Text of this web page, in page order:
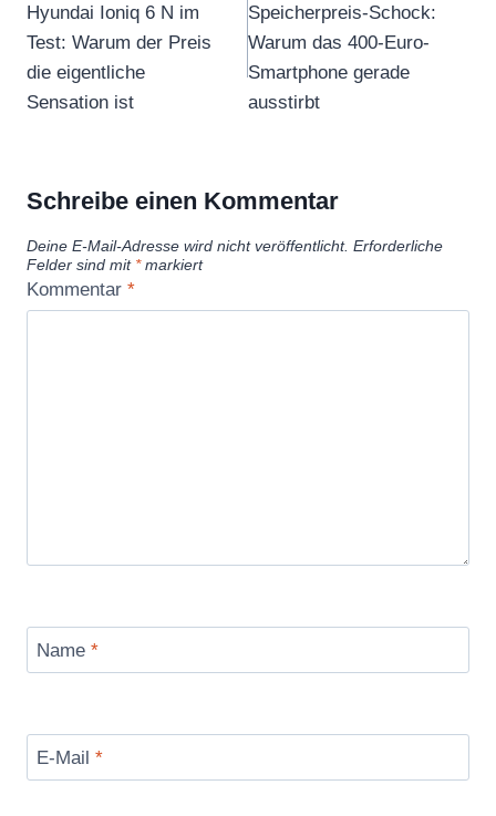
Hyundai Ioniq 6 N im
Test: Warum der Preis
die eigentliche
Sensation ist
Speicherpreis-Schock:
Warum das 400-Euro-
Smartphone gerade
ausstirbt
Schreibe einen Kommentar
Deine E-Mail-Adresse wird nicht veröffentlicht. Erforderliche
Felder sind mit *markiert
Kommentar *
Name *
E-Mail *